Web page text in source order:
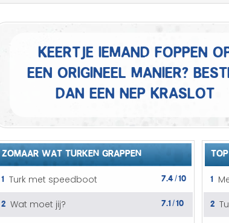
Slechte
Turken
Keertje iemand foppen
een origineel manier?
dan een nep kraslot
ZOMAAR WAT TURKEN GRAPPEN
1 Turk met speedboot 7.4/10
2 Wat moet jij? 7.1/10
1
2